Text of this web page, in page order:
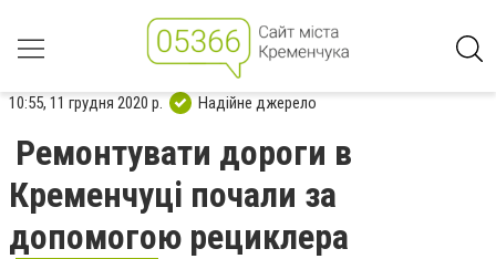
10:55, 11 грудня 2020 р. Надійне джерело
Ремонтувати дороги в
Кременчуці почали за
допомогою рециклера